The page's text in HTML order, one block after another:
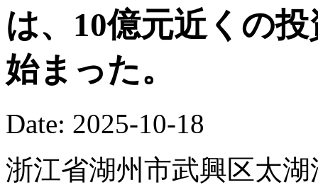
は、10億元近くの
始まった。
Date: 2025-10-18
浙江省湖州市武興区太